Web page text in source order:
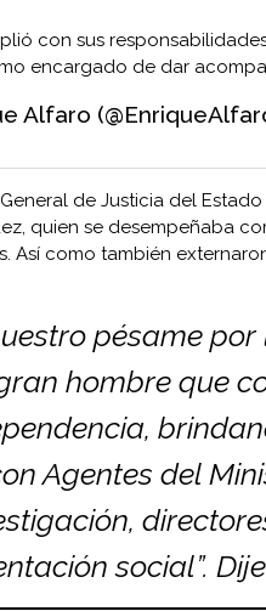
con sus
encargado de dar
Alfaro
de Justicia del
quien se desempeñaba
Así como también
pésame
hombre que
Agentes del
social”.